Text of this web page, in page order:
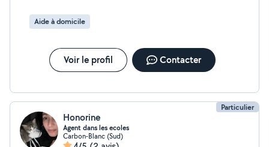
Aide à domicile
Voir le profil Contacter
Particulier
Honorine
Agent dans les ecoles
Carbon-Blanc (Sud)